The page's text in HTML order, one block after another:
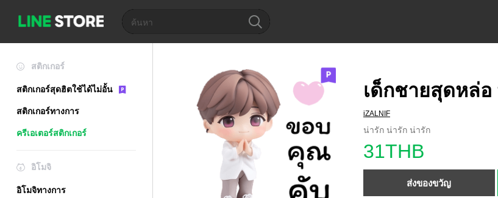
สติกเกอร์
สติกเกอร์สุดฮิตใช้ได้ไม่อั้น
สติกเกอร์ทางการ
ครีเอเตอร์สติกเกอร์
อิโมจิ
อิโมจิทางการ
เด็กชายสุดหล่อ
iZALNIF
น่ารัก น่ารัก น่ารัก
31THB
ส่งของขวัญ